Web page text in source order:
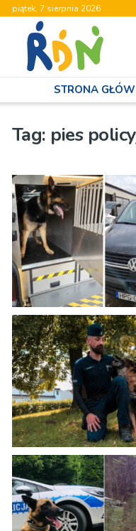
piątek, 7 sierpnia 2026
STRONA
Tag: pies